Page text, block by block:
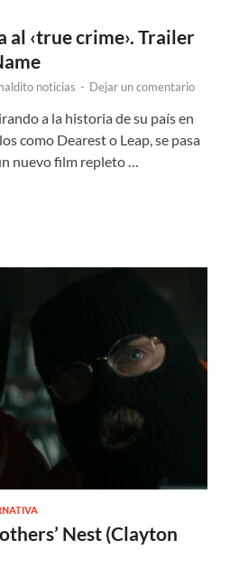
al ‹true crime›. Trailer
noticias - Dejar un comentario
a la historia de su país en
como Dearest o Leap, se pasa
nuevo film repleto …
Nest (Clayton